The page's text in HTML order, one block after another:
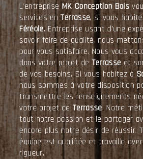
L’entrepriseMK Conception Bois
services enTerrasse, si vous
Féréole. Entreprise usant d’une
savoir-faire de qualité, nous
pour vous satisfaire. Nous vous
dans votre projet de Terrasse et
de vos besoins. Si vous habitez à
nous sommes à votre disposition
transmettre les renseignements
votre projet de Terrasse. Notre
tout notre passion et le partager
encore plus notre désir de réussir.
équipe est qualifiée et travaille
rigueur.